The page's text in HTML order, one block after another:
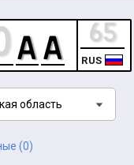
RUS
область
(0)